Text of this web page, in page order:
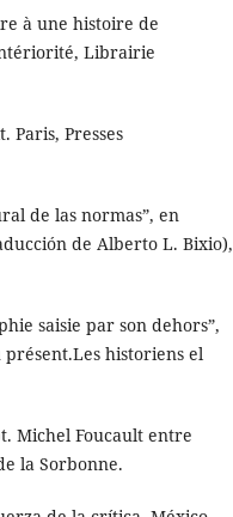
à une histoire de
Librairie
Paris, Presses
de las normas”, en
de Alberto L. Bixio),
saisie par son dehors”,
présent.Les historiens el
Michel Foucault entre
la Sorbonne.